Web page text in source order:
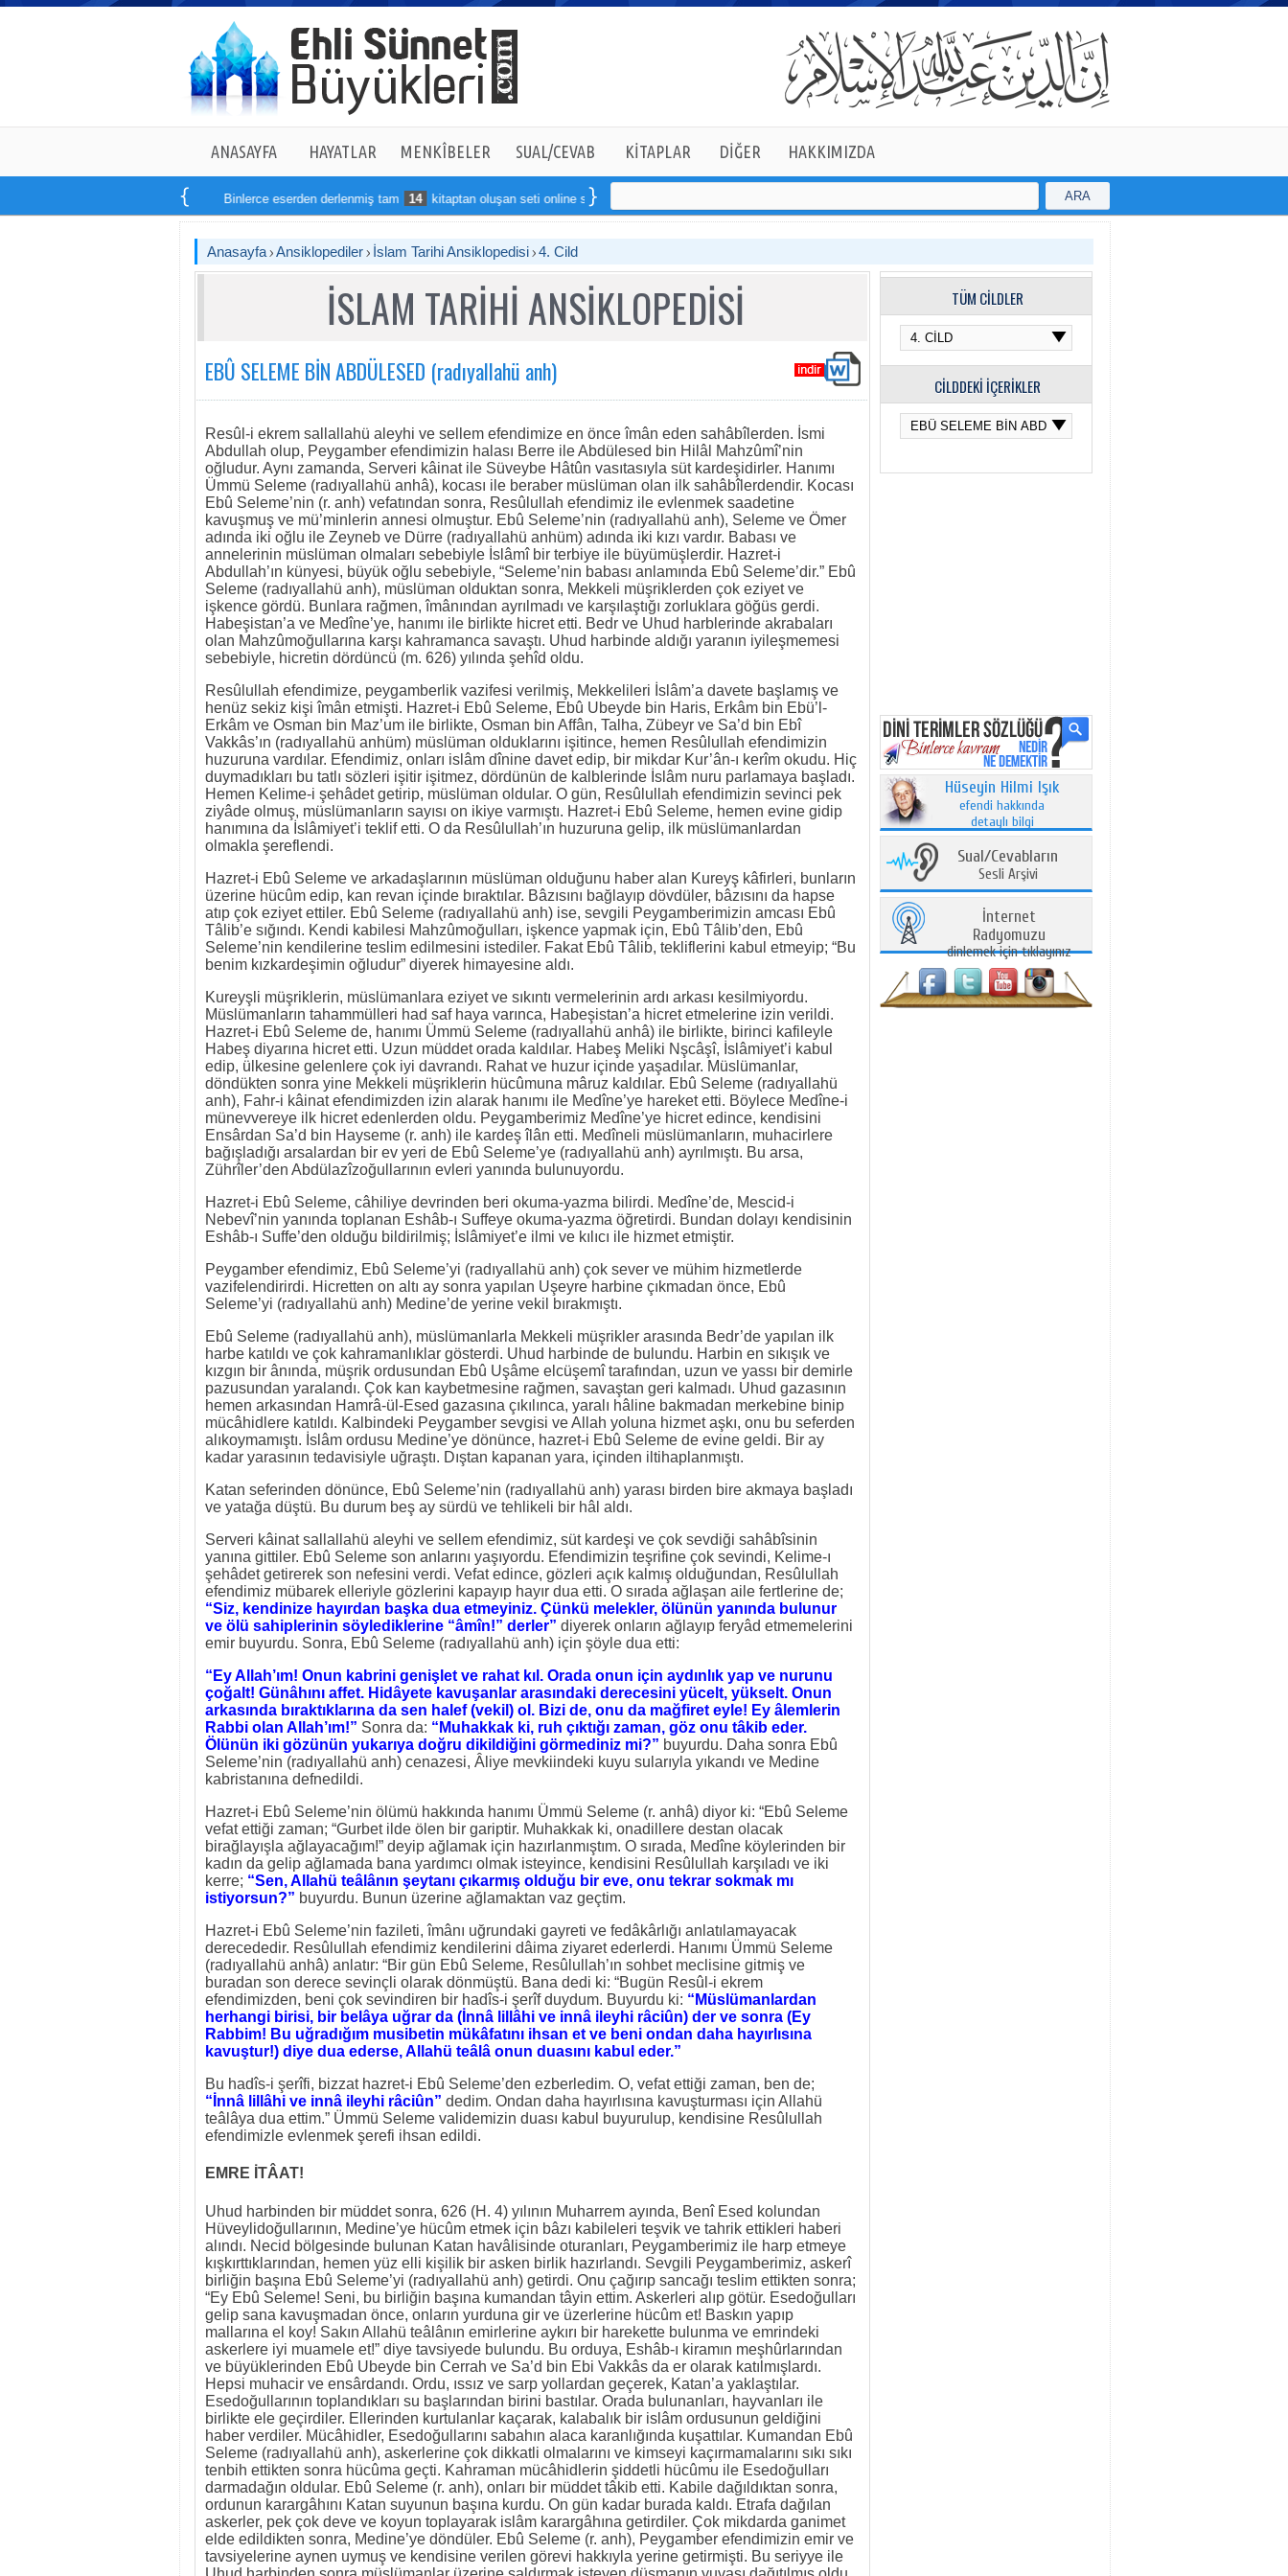
ANASAYFA HAYATLAR MENKÎBELER SUAL/CEVAB KİTAPLAR DİĞER HAKKIMIZDA
Binlerce eserden derlenmiş tam 14 kitaptan oluşan seti online sipariş verebilirsiniz ARA
Anasayfa Ansiklopediler İslam Tarihi Ansiklopedisi 4. Cild
İSLAM TARİHİ ANSİKLOPEDİSİ
EBÛ SELEME BİN ABDÜLESED (radıyallahü anh)
Resûl-i ekrem sallallahü aleyhi ve sellem efendimize en önce îmân eden sahâbîlerden. İsmi
Abdullah olup, Peygamber efendimizin halası Berre ile Abdülesed bin Hilâl Mahzûmî’nin
oğludur. Aynı zamanda, Serveri kâinat ile Süveybe Hâtûn vasıtasıyla süt kardeşidirler. Hanımı
Ümmü Seleme (radıyallahü anhâ), kocası ile beraber müslüman olan ilk sahâbîlerdendir. Kocası
Ebû Seleme’nin (r. anh) vefatından sonra, Resûlullah efendimiz ile evlenmek saadetine
kavuşmuş ve mü’minlerin annesi olmuştur. Ebû Seleme’nin (radıyallahü anh), Seleme ve Ömer
adında iki oğlu ile Zeyneb ve Dürre (radıyallahü anhüm) adında iki kızı vardır. Babası ve
annelerinin müslüman olmaları sebebiyle İslâmî bir terbiye ile büyümüşlerdir. Hazret-i
Abdullah’ın künyesi, büyük oğlu sebebiyle, “Seleme’nin babası anlamında Ebû Seleme’dir.” Ebû
Seleme (radıyallahü anh), müslüman olduktan sonra, Mekkeli müşriklerden çok eziyet ve
işkence gördü. Bunlara rağmen, îmânından ayrılmadı ve karşılaştığı zorluklara göğüs gerdi.
Habeşistan’a ve Medîne’ye, hanımı ile birlikte hicret etti. Bedr ve Uhud harblerinde akrabaları
olan Mahzûmoğullarına karşı kahramanca savaştı. Uhud harbinde aldığı yaranın iyileşmemesi
sebebiyle, hicretin dördüncü (m. 626) yılında şehîd oldu.
Resûlullah efendimize, peygamberlik vazifesi verilmiş, Mekkelileri İslâm’a davete başlamış ve
henüz sekiz kişi îmân etmişti. Hazret-i Ebû Seleme, Ebû Ubeyde bin Haris, Erkâm bin Ebü’l-
Erkâm ve Osman bin Maz’um ile birlikte, Osman bin Affân, Talha, Zübeyr ve Sa’d bin Ebî
Vakkâs’ın (radıyallahü anhüm) müslüman olduklarını işitince, hemen Resûlullah efendimizin
huzuruna vardılar. Efendimiz, onları islâm dînine davet edip, bir mikdar Kur’ân-ı kerîm okudu. Hiç
duymadıkları bu tatlı sözleri işitir işitmez, dördünün de kalblerinde İslâm nuru parlamaya başladı.
Hemen Kelime-i şehâdet getirip, müslüman oldular. O gün, Resûlullah efendimizin sevinci pek
ziyâde olmuş, müslümanların sayısı on ikiye varmıştı. Hazret-i Ebû Seleme, hemen evine gidip
hanımına da İslâmiyet’i teklif etti. O da Resûlullah’ın huzuruna gelip, ilk müslümanlardan
olmakla şereflendi.
Hazret-i Ebû Seleme ve arkadaşlarının müslüman olduğunu haber alan Kureyş kâfirleri, bunların
üzerine hücûm edip, kan revan içinde bıraktılar. Bâzısını bağlayıp dövdüler, bâzısını da hapse
atıp çok eziyet ettiler. Ebû Seleme (radıyallahü anh) ise, sevgili Peygamberimizin amcası Ebû
Tâlib’e sığındı. Kendi kabilesi Mahzûmoğulları, işkence yapmak için, Ebû Tâlib’den, Ebû
Seleme’nin kendilerine teslim edilmesini istediler. Fakat Ebû Tâlib, tekliflerini kabul etmeyip; “Bu
benim kızkardeşimin oğludur” diyerek himayesine aldı.
Kureyşli müşriklerin, müslümanlara eziyet ve sıkıntı vermelerinin ardı arkası kesilmiyordu.
Müslümanların tahammülleri had saf haya varınca, Habeşistan’a hicret etmelerine izin verildi.
Hazret-i Ebû Seleme de, hanımı Ümmü Seleme (radıyallahü anhâ) ile birlikte, birinci kafileyle
Habeş diyarına hicret etti. Uzun müddet orada kaldılar. Habeş Meliki Nşcâşî, İslâmiyet’i kabul
edip, ülkesine gelenlere çok iyi davrandı. Rahat ve huzur içinde yaşadılar. Müslümanlar,
döndükten sonra yine Mekkeli müşriklerin hücûmuna mâruz kaldılar. Ebû Seleme (radıyallahü
anh), Fahr-i kâinat efendimizden izin alarak hanımı ile Medîne’ye hareket etti. Böylece Medîne-i
münevvereye ilk hicret edenlerden oldu. Peygamberimiz Medîne’ye hicret edince, kendisini
Ensârdan Sa’d bin Hayseme (r. anh) ile kardeş îlân etti. Medîneli müslümanların, muhacirlere
bağışladığı arsalardan bir ev yeri de Ebû Seleme’ye (radıyallahü anh) ayrılmıştı. Bu arsa,
Zührîler’den Abdülazîzoğullarının evleri yanında bulunuyordu.
Hazret-i Ebû Seleme, câhiliye devrinden beri okuma-yazma bilirdi. Medîne’de, Mescid-i
Nebevî’nin yanında toplanan Eshâb-ı Suffeye okuma-yazma öğretirdi. Bundan dolayı kendisinin
Eshâb-ı Suffe’den olduğu bildirilmiş; İslâmiyet’e ilmi ve kılıcı ile hizmet etmiştir.
Peygamber efendimiz, Ebû Seleme’yi (radıyallahü anh) çok sever ve mühim hizmetlerde
vazifelendirirdi. Hicretten on altı ay sonra yapılan Uşeyre harbine çıkmadan önce, Ebû
Seleme’yi (radıyallahü anh) Medine’de yerine vekil bırakmıştı.
Ebû Seleme (radıyallahü anh), müslümanlarla Mekkeli müşrikler arasında Bedr’de yapılan ilk
harbe katıldı ve çok kahramanlıklar gösterdi. Uhud harbinde de bulundu. Harbin en sıkışık ve
kızgın bir ânında, müşrik ordusundan Ebû Uşâme elcüşemî tarafından, uzun ve yassı bir demirle
pazusundan yaralandı. Çok kan kaybetmesine rağmen, savaştan geri kalmadı. Uhud gazasının
hemen arkasından Hamrâ-ül-Esed gazasına çıkılınca, yaralı hâline bakmadan merkebine binip
mücâhidlere katıldı. Kalbindeki Peygamber sevgisi ve Allah yoluna hizmet aşkı, onu bu seferden
alıkoymamıştı. İslâm ordusu Medine’ye dönünce, hazret-i Ebû Seleme de evine geldi. Bir ay
kadar yarasının tedavisiyle uğraştı. Dıştan kapanan yara, içinden iltihaplanmıştı.
Katan seferinden dönünce, Ebû Seleme’nin (radıyallahü anh) yarası birden bire akmaya başladı
ve yatağa düştü. Bu durum beş ay sürdü ve tehlikeli bir hâl aldı.
Serveri kâinat sallallahü aleyhi ve sellem efendimiz, süt kardeşi ve çok sevdiği sahâbîsinin
yanına gittiler. Ebû Seleme son anlarını yaşıyordu. Efendimizin teşrifine çok sevindi, Kelime-ı
şehâdet getirerek son nefesini verdi. Vefat edince, gözleri açık kalmış olduğundan, Resûlullah
efendimiz mübarek elleriyle gözlerini kapayıp hayır dua etti. O sırada ağlaşan aile fertlerine de;
“Siz, kendinize hayırdan başka dua etmeyiniz. Çünkü melekler, ölünün yanında bulunur
ve ölü sahiplerinin söylediklerine “âmîn!” derler” diyerek onların ağlayıp feryâd etmemelerini
emir buyurdu. Sonra, Ebû Seleme (radıyallahü anh) için şöyle dua etti:
“Ey Allah’ım! Onun kabrini genişlet ve rahat kıl. Orada onun için aydınlık yap ve nurunu
çoğalt! Günâhını affet. Hidâyete kavuşanlar arasındaki derecesini yücelt, yükselt. Onun
arkasında bıraktıklarına da sen halef (vekil) ol. Bizi de, onu da mağfiret eyle! Ey âlemlerin
Rabbi olan Allah’ım!” Sonra da: “Muhakkak ki, ruh çıktığı zaman, göz onu tâkib eder.
Ölünün iki gözünün yukarıya doğru dikildiğini görmediniz mi?” buyurdu. Daha sonra Ebû
Seleme’nin (radıyallahü anh) cenazesi, Âliye mevkiindeki kuyu sularıyla yıkandı ve Medine
kabristanına defnedildi.
Hazret-i Ebû Seleme’nin ölümü hakkında hanımı Ümmü Seleme (r. anhâ) diyor ki: “Ebû Seleme
vefat ettiği zaman; “Gurbet ilde ölen bir gariptir. Muhakkak ki, onadillere destan olacak
birağlayışla ağlayacağım!” deyip ağlamak için hazırlanmıştım. O sırada, Medîne köylerinden bir
kadın da gelip ağlamada bana yardımcı olmak isteyince, kendisini Resûlullah karşıladı ve iki
kerre; “Sen, Allahü teâlânın şeytanı çıkarmış olduğu bir eve, onu tekrar sokmak mı
istiyorsun?” buyurdu. Bunun üzerine ağlamaktan vaz geçtim.
Hazret-i Ebû Seleme’nin fazileti, îmânı uğrundaki gayreti ve fedâkârlığı anlatılamayacak
derecededir. Resûlullah efendimiz kendilerini dâima ziyaret ederlerdi. Hanımı Ümmü Seleme
(radıyallahü anhâ) anlatır: “Bir gün Ebû Seleme, Resûlullah’ın sohbet meclisine gitmiş ve
buradan son derece sevinçli olarak dönmüştü. Bana dedi ki: “Bugün Resûl-i ekrem
efendimizden, beni çok sevindiren bir hadîs-i şerîf duydum. Buyurdu ki: “Müslümanlardan
herhangi birisi, bir belâya uğrar da (İnnâ lillâhi ve innâ ileyhi râciûn) der ve sonra (Ey
Rabbim! Bu uğradığım musibetin mükâfatını ihsan et ve beni ondan daha hayırlısına
kavuştur!) diye dua ederse, Allahü teâlâ onun duasını kabul eder.”
Bu hadîs-i şerîfi, bizzat hazret-i Ebû Seleme’den ezberledim. O, vefat ettiği zaman, ben de;
“İnnâ lillâhi ve innâ ileyhi râciûn” dedim. Ondan daha hayırlısına kavuşturması için Allahü
teâlâya dua ettim.” Ümmü Seleme validemizin duası kabul buyurulup, kendisine Resûlullah
efendimizle evlenmek şerefi ihsan edildi.
EMRE İTÂAT!
Uhud harbinden bir müddet sonra, 626 (H. 4) yılının Muharrem ayında, Benî Esed kolundan
Hüveylidoğullarının, Medine’ye hücûm etmek için bâzı kabileleri teşvik ve tahrik ettikleri haberi
alındı. Necid bölgesinde bulunan Katan havâlisinde oturanları, Peygamberimiz ile harp etmeye
kışkırttıklarından, hemen yüz elli kişilik bir asken birlik hazırlandı. Sevgili Peygamberimiz, askerî
birliğin başına Ebû Seleme’yi (radıyallahü anh) getirdi. Onu çağırıp sancağı teslim ettikten sonra;
“Ey Ebû Seleme! Seni, bu birliğin başına kumandan tâyin ettim. Askerleri alıp götür. Esedoğulları
gelip sana kavuşmadan önce, onların yurduna gir ve üzerlerine hücûm et! Baskın yapıp
mallarına el koy! Sakın Allahü teâlânın emirlerine aykırı bir harekette bulunma ve emrindeki
askerlere iyi muamele et!” diye tavsiyede bulundu. Bu orduya, Eshâb-ı kiramın meşhûrlarından
ve büyüklerinden Ebû Ubeyde bin Cerrah ve Sa’d bin Ebi Vakkâs da er olarak katılmışlardı.
Hepsi muhacir ve ensârdandı. Ordu, ıssız ve sarp yollardan geçerek, Katan’a yaklaştılar.
Esedoğullarının toplandıkları su başlarından birini bastılar. Orada bulunanları, hayvanları ile
birlikte ele geçirdiler. Ellerinden kurtulanlar kaçarak, kalabalık bir islâm ordusunun geldiğini
haber verdiler. Mücâhidler, Esedoğullarını sabahın alaca karanlığında kuşattılar. Kumandan Ebû
Seleme (radıyallahü anh), askerlerine çok dikkatli olmalarını ve kimseyi kaçırmamalarını sıkı sıkı
tenbih ettikten sonra hücûma geçti. Kahraman mücâhidlerin şiddetli hücûmu ile Esedoğulları
darmadağın oldular. Ebû Seleme (r. anh), onları bir müddet tâkib etti. Kabile dağıldıktan sonra,
ordunun karargâhını Katan suyunun başına kurdu. On gün kadar burada kaldı. Etrafa dağılan
askerler, pek çok deve ve koyun toplayarak islâm karargâhına getirdiler. Çok mikdarda ganimet
elde edildikten sonra, Medine’ye döndüler. Ebû Seleme (r. anh), Peygamber efendimizin emir ve
tavsiyelerine aynen uymuş ve kendisine verilen görevi hakkıyla yerine getirmişti. Bu seriyye ile
TÜM CİLDLER
CİLDDEKİ İÇERİKLER
Hüseyin Hilmi Işık
efendi hakkında
detaylı bilgi
Sual/Cevabların
Sesli Arşivi
İnternet
Radyomuzu
dinlemek için tıklayınız